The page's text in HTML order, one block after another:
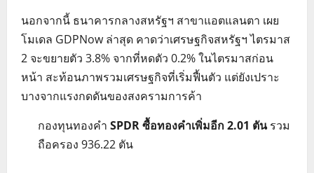
นอกจากนี้ ธนาคารกลางสหรัฐฯ สาขาแอตแลนตา เผย
โมเดล GDPNow ล่าสุด คาดว่าเศรษฐกิจสหรัฐฯ ไตรมาส
2 จะขยายตัว 3.8% จากที่หดตัว 0.2% ในไตรมาสก่อน
หน้า สะท้อนภาพรวมเศรษฐกิจที่เริ่มฟื้นตัว แต่ยังเปราะ
บางจากแรงกดดันของสงครามการค้า
กองทุนทองคำ SPDR ซื้อทองคำเพิ่มอีก 2.01 ตันรวม
ถือครอง 936.22 ตัน